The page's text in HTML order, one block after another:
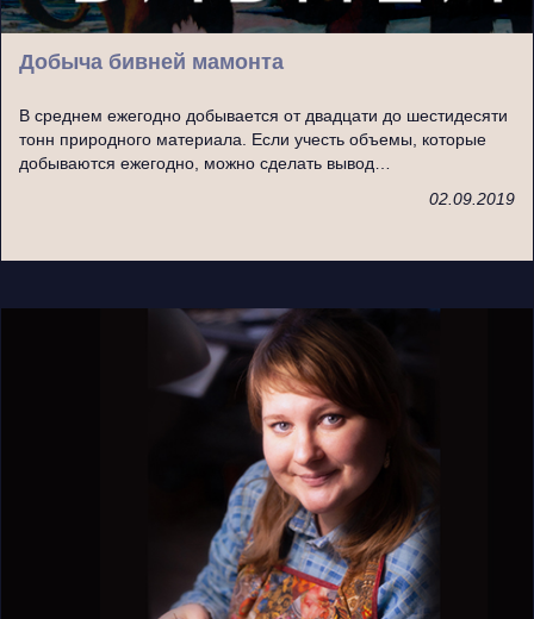
Добыча бивней мамонта
В среднем ежегодно добывается от двадцати до шестидесяти
тонн природного материала. Если учесть объемы, которые
добываются ежегодно, можно сделать вывод…
02.09.2019